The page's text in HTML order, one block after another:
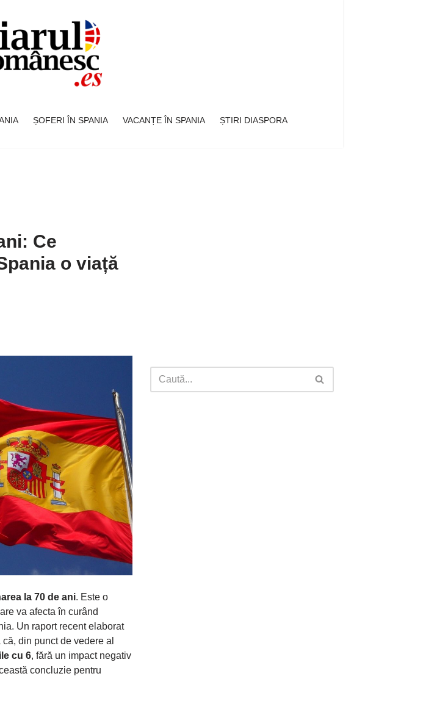
ȘOFERI ÎN SPANIA VACANȚE ÎN SPANIA
ȘTIRI DIASPORA
Ce
o viață
la 70 de ani. Este o
va afecta în curând
Un raport recent elaborat
din punct de vedere al
cu 6, fără un impact negativ
concluzie pentru